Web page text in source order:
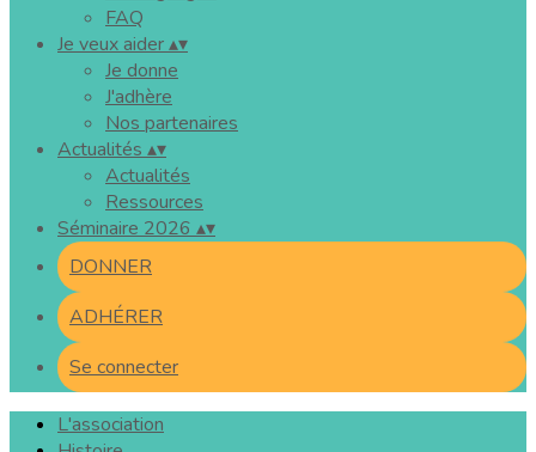
FAQ
Je veux aider▴▾
Je donne
J'adhère
Nos partenaires
Actualités ▴▾
Actualités
Ressources
Séminaire 2026 ▴▾
DONNER
ADHÉRER
Se connecter
L'association